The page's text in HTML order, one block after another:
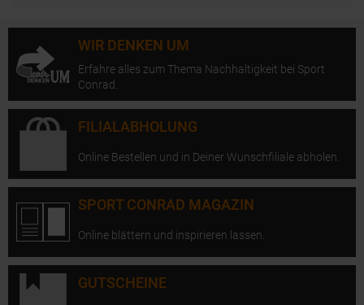
WIR DENKEN UM
Erfahre alles zum Thema Nachhaltigkeit bei Sport
Conrad.
FILIALABHOLUNG
Online Bestellen und in Deiner Wunschfiliale abholen.
SPORT CONRAD MAGAZIN
Online blättern und inspirieren lassen.
GUTSCHEINE